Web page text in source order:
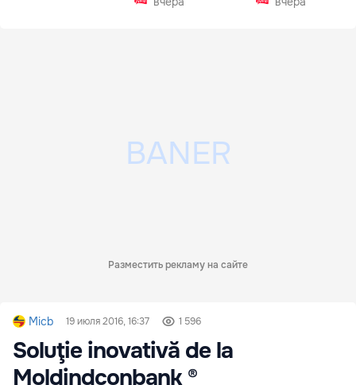
Разместить рекламу на сайте
Micb 19 июля 2016, 16:37 1 596
Soluţie inovativă de la
Moldindconbank ®